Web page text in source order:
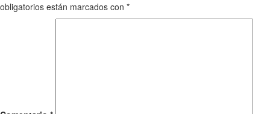
obligatorios están marcados con *